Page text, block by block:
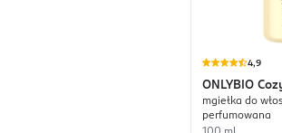
4,9
ONLYBIO
26°C
mgiełka do
perfumowana